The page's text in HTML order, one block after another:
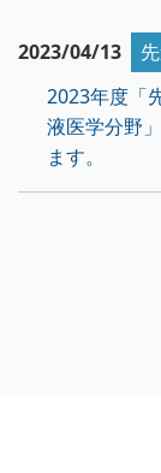
2023/04/13
2023年度「
液医学分野
ます。